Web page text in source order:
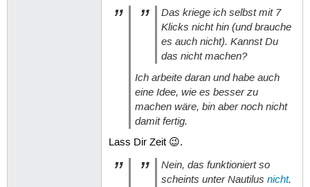
Das kriege ich selbst mit 7
Klicks nicht hin (und brauche
es auch nicht). Kannst Du
das nicht machen?
Ich arbeite daran und habe auch
eine Idee, wie es besser zu
machen wäre, bin aber noch nicht
damit fertig.
Lass Dir Zeit 😉.
Nein, das funktioniert so
scheints unter Nautilusnicht.